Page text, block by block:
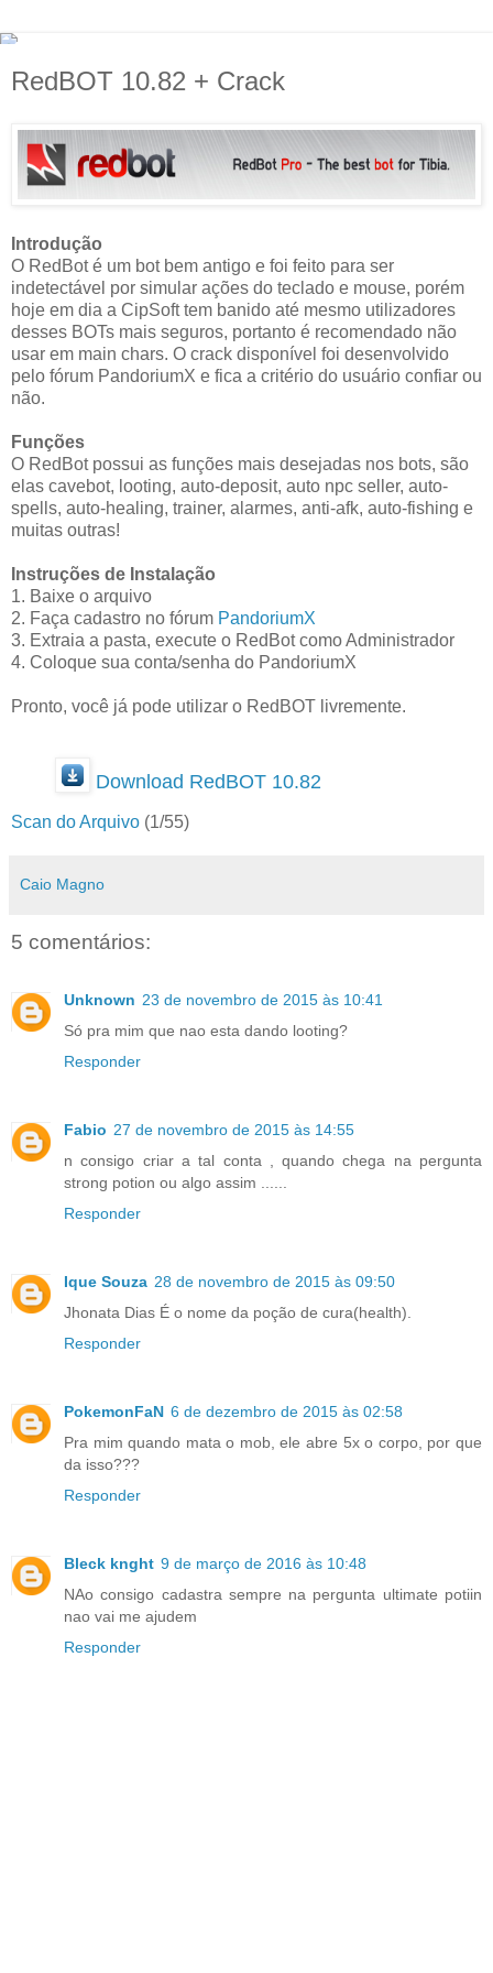
RedBOT 10.82 + Crack
Introdução
O RedBot é um bot bem antigo e foi feito para ser
indetectável por simular ações do teclado e mouse, porém
hoje em dia a CipSoft tem banido até mesmo utilizadores
desses BOTs mais seguros, portanto é recomendado não
usar em main chars. O crack disponível foi desenvolvido
pelo fórum PandoriumX e fica a critério do usuário confiar ou
não.
Funções
O RedBot possui as funções mais desejadas nos bots, são
elas cavebot, looting, auto-deposit, auto npc seller, auto-
spells, auto-healing, trainer, alarmes, anti-afk, auto-fishing e
muitas outras!
Instruções de Instalação
1. Baixe o arquivo
2. Faça cadastro no fórum PandoriumX
3. Extraia a pasta, execute o RedBot como Administrador
4. Coloque sua conta/senha do PandoriumX
Pronto, você já pode utilizar o RedBOT livremente.
Download RedBOT 10.82
Scan do Arquivo (1/55)
Caio Magno
5 comentários:
Unknown 23 de novembro de 2015 às 10:41
Só pra mim que nao esta dando looting?
Responder
Fabio 27 de novembro de 2015 às 14:55
n consigo criar a tal conta , quando chega na pergunta
strong potion ou algo assim ......
Responder
Ique Souza 28 de novembro de 2015 às 09:50
Jhonata Dias É o nome da poção de cura(health).
Responder
PokemonFaN 6 de dezembro de 2015 às 02:58
Pra mim quando mata o mob, ele abre 5x o corpo, por que
da isso???
Responder
Bleck knght 9 de março de 2016 às 10:48
NAo consigo cadastra sempre na pergunta ultimate potiin
nao vai me ajudem
Responder